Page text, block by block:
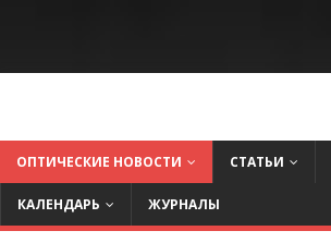
ОПТИЧЕСКИЕ НОВОСТИ СТАТЬИ
КАЛЕНДАРЬ ЖУРНАЛЫ